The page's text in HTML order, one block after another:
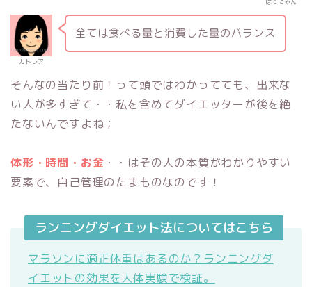
カトレア
全ては食べる量と消費した量のバランス
そんなの当たり前！って頭ではわかってても、出来な
い人が多すぎて・・私を含めてダイエッターが後を絶
たないんですよね；
体形・時間・お金 ・・はその人の本質がわかりやすい
要素で、自己管理のたまものなのです！
ランニングダイエット法についてはこちら
マラソンに適正体重はあるのか？ランニングダ
イエットの効果を人体実験で検証。